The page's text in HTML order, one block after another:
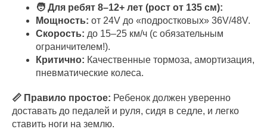
🧑 Для ребят 8–12+ лет (рост от 135 см):
Мощность: от 24V до «подростковых» 36V/48V.
Скорость: до 15–25 км/ч (с обязательным
ограничителем!).
Критично: Качественные тормоза, амортизация,
пневматические колеса.
📏 Правило простое: Ребенок должен уверенно
доставать до педалей и руля, сидя в седле, и легко
ставить ноги на землю.